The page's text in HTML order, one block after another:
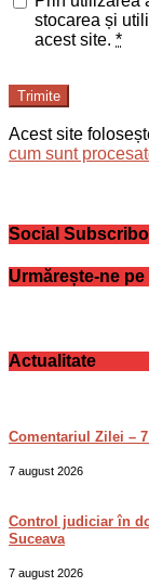
stocarea și
acest site. *
Trimite
Acest site
cum sunt
Social
Urmărește-ne
Actualitate
Comentariul Zilei –
7 august 2026
Control judiciar în
Suceava
7 august 2026